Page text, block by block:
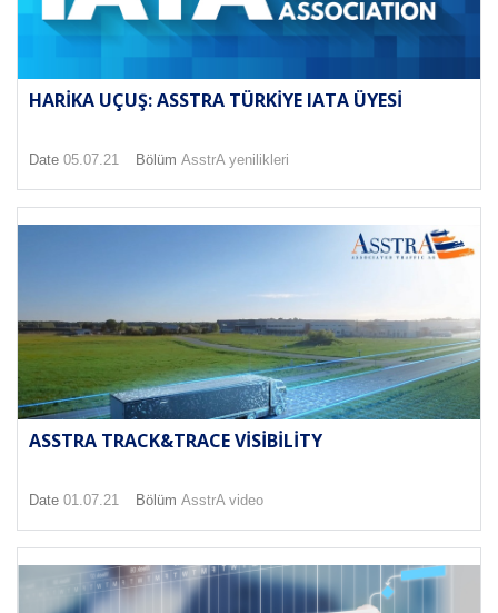
HARIKA UÇUŞ: ASSTRA TÜRKIYE IATA ÜYESI
Date 05.07.21 Bölüm AsstrA yenilikleri
ASSTRA TRACK&TRACE VISIBILITY
Date 01.07.21 Bölüm AsstrA video